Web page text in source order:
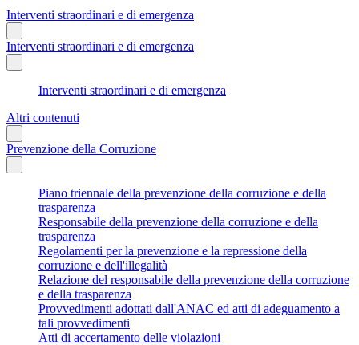
Interventi straordinari e di emergenza
Interventi straordinari e di emergenza
Interventi straordinari e di emergenza
Altri contenuti
Prevenzione della Corruzione
Piano triennale della prevenzione della corruzione e della
trasparenza
Responsabile della prevenzione della corruzione e della
trasparenza
Regolamenti per la prevenzione e la repressione della
corruzione e dell'illegalità
Relazione del responsabile della prevenzione della corruzione
e della trasparenza
Provvedimenti adottati dall'ANAC ed atti di adeguamento a
tali provvedimenti
Atti di accertamento delle violazioni